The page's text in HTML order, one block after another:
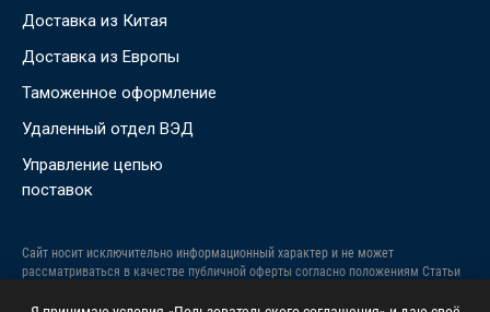
Доставка из Китая
Доставка из Европы
Таможенное оформление
Удаленный отдел ВЭД
Управление цепью
поставок
Сайт носит исключительно информационный характер и не может
рассматриваться в качестве публичной оферты согласно положениям Статьи
с сайта vm. partners (в том числе, фото и видео материалов) без письменного